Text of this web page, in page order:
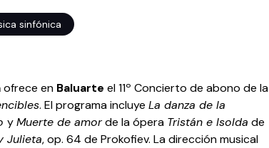
sinfónica
ofrece en Baluarteel 11º Concierto de abono de la
. El programa incluyeLa danza de la
yMuerte de amorde la ópera Tristán e Isolda de
Julieta, op. 64 de Prokofiev. La dirección musical